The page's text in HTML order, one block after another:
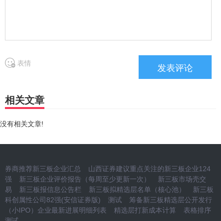
表情
相关文章
没有相关文章!
券商推荐新三板企业汇总
山西证券建议重点关注的新三板企业124
强
新三板企业评价报告（每周至少更新一次）
新三板市场壳交
易
新三板报信息公告栏 新三板拟精选层名单（核心池）
新三板
科创属性公司82强(安信证券版)
测试
筹备新三板精选层公开发行
（小IPO）企业最新进展明细列表
精选层打新成本计算
表格排序